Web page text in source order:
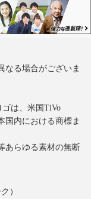
なる場合がございま
は、米国TiVo
国内における商標ま
あらゆる素材の無断
）